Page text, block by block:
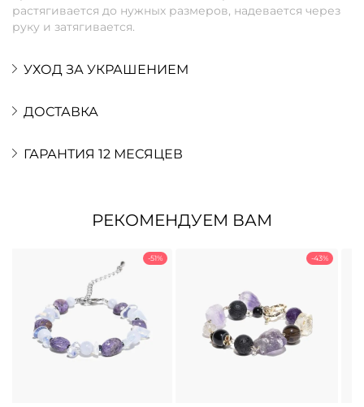
растягивается до нужных размеров, надевается через
руку и затягивается.
УХОД ЗА УКРАШЕНИЕМ
ДОСТАВКА
ГАРАНТИЯ 12 МЕСЯЦЕВ
РЕКОМЕНДУЕМ ВАМ
-51% -43%